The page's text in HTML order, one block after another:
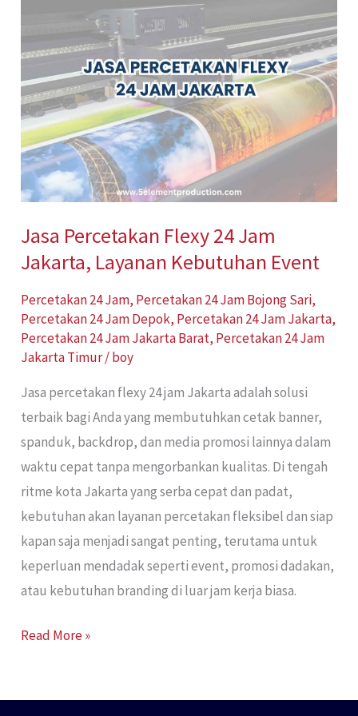
Jasa Percetakan Flexy 24 Jam
Jakarta, Layanan Kebutuhan Event
Percetakan 24 Jam, Percetakan 24 Jam Bojong Sari,
Percetakan 24 Jam Depok, Percetakan 24 Jam Jakarta,
Percetakan 24 Jam Jakarta Barat, Percetakan 24 Jam
Jakarta Timur/boy
Jasa percetakan flexy 24 jam Jakarta adalah solusi
terbaik bagi Anda yang membutuhkan cetak banner,
spanduk, backdrop, dan media promosi lainnya dalam
waktu cepat tanpa mengorbankan kualitas. Di tengah
ritme kota Jakarta yang serba cepat dan padat,
kebutuhan akan layanan percetakan fleksibel dan siap
kapan saja menjadi sangat penting, terutama untuk
keperluan mendadak seperti event, promosi dadakan,
atau kebutuhan branding di luar jam kerja biasa.
24
Jam
Jakarta,
Layanan
Kebutuhan
Event
Read More »